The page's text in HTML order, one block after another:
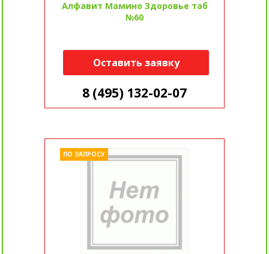
Алфавит Мамино Здоровье таб
№60
Оставить заявку
8 (495) 132-02-07
ПО ЗАПРОСУ